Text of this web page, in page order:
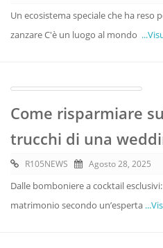
Un ecosistema speciale che ha reso
zanzare C'è un luogo al mondo
Come risparmiare
trucchi di una
R105NEWS Agosto 28, 2025
Dalle bomboniere a cocktail
matrimonio secondo un’esperta